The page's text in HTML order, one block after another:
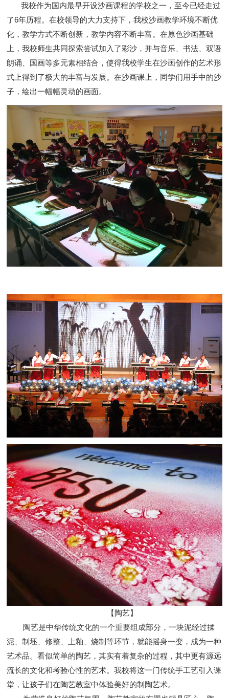
我校作为国内最早开设沙画课程的学校之一，至今已经走过
了6年历程。在校领导的大力支持下，我校沙画教学环境不断优
化，教学方式不断创新，教学内容不断丰富。在原色沙画基础
上，我校师生共同探索尝试加入了彩沙，并与音乐、书法、双语
朗诵、国画等多元素相结合，使得我校学生在沙画创作的艺术形
式上得到了极大的丰富与发展。在沙画课上，同学们用手中的沙
子，绘出一幅幅灵动的画面。
【陶艺】
陶艺是中华传统文化的一个重要组成部分，一块泥经过揉
泥、制坯、修整、上釉、烧制等环节，就能摇身一变，成为一种
艺术品。看似简单的陶艺，其实有着复杂的过程，其中更有源远
流长的文化和考验心性的艺术。我校将这一门传统手工艺引入课
堂，让孩子们在陶艺教室中体验美好的制陶艺术。